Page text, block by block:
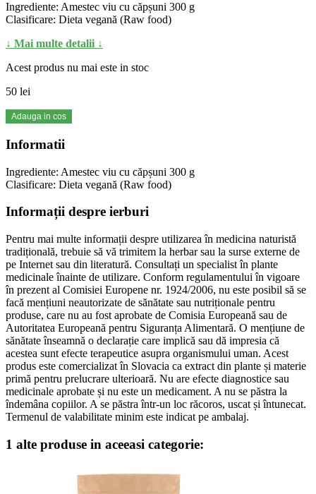
Ingrediente: Amestec viu cu căpșuni 300 g
Clasificare: Dieta vegană (Raw food)
↓ Mai multe detalii ↓
Acest produs nu mai este in stoc
50 lei
Adauga in cos
Informatii
Ingrediente: Amestec viu cu căpșuni 300 g
Clasificare: Dieta vegană (Raw food)
Informații despre ierburi
Pentru mai multe informații despre utilizarea în medicina naturistă
tradițională, trebuie să vă trimitem la herbar sau la surse externe de
pe Internet sau din literatură. Consultați un specialist în plante
medicinale înainte de utilizare. Conform regulamentului în vigoare
în prezent al Comisiei Europene nr. 1924/2006, nu este posibil să se
facă mențiuni neautorizate de sănătate sau nutriționale pentru
produse, care nu au fost aprobate de Comisia Europeană sau de
Autoritatea Europeană pentru Siguranța Alimentară. O mențiune de
sănătate înseamnă o declarație care implică sau dă impresia că
acestea sunt efecte terapeutice asupra organismului uman. Acest
produs este comercializat în Slovacia ca extract din plante și materie
primă pentru prelucrare ulterioară. Nu are efecte diagnostice sau
medicinale aprobate și nu este un medicament. A nu se păstra la
îndemâna copiilor. A se păstra într-un loc răcoros, uscat și întunecat.
Termenul de valabilitate minim este indicat pe ambalaj.
1 alte produse in aceeasi categorie: